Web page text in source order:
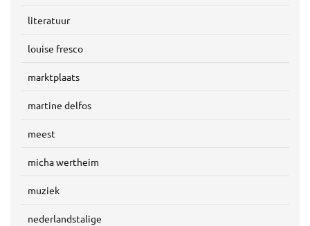
literatuur
louise fresco
marktplaats
martine delfos
meest
micha wertheim
muziek
nederlandstalige